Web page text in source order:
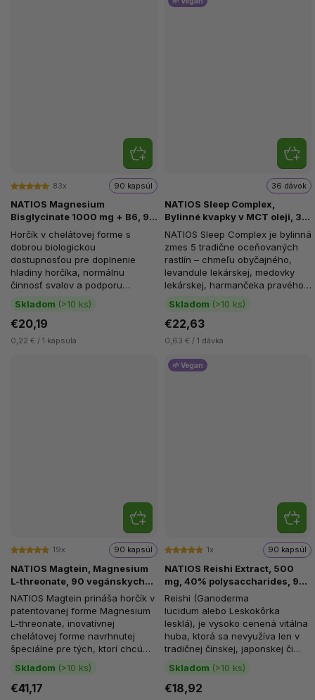
NATIOS Magnesium
Bisglycinate 1000 mg + B6, 90
veg. kapsúl, (elem. horčík 200
mg)
83x
Skladom (>10 ks)
90 kapsúl
€20,19
0,22 € / 1 kapsula
Horčík v chelátovej forme s
dobrou biologickou
dostupnosťou pre doplnenie
hladiny horčíka, normálnu
činnosť svalov a podporu
normálnej psychickej činnosti.
Každá vegánska...
NATIOS Sleep Complex,
Bylinné kvapky v MCT oleji, 30
ml
Skladom (>10 ks)
36 dávok
€22,63
0,63 € / 1 dávka
NATIOS Sleep Complex je bylinná
zmes 5 tradične oceňovaných
rastlín – chmeľu obyčajného,
levandule lekárskej, medovky
lekárskej, harmančeka pravého
a nechtíka lekárskeho – v...
NATIOS Magtein, Magnesium
L-threonate, 90 vegánskych
kapsúl
19x
Skladom (>10 ks)
90 kapsúl
€41,17
NATIOS Magtein prináša horčík v
patentovanej forme Magnesium
L-threonate, inovatívnej
chelátovej forme navrhnutej
špeciálne pre tých, ktorí chcú
zamerať príjem horčíka...
🌱 Vegan
NATIOS Reishi Extract, 500
mg, 40% polysaccharides, 90
vegánskych kapsúl
1x
Skladom (>10 ks)
90 kapsúl
€18,92
Reishi (Ganoderma
lucidum alebo Leskokôrka
lesklá), je vysoko cenená vitálna
huba, ktorá sa nevyužíva len v
tradičnej čínskej, japonskej či
kórejskej kuchyni a...